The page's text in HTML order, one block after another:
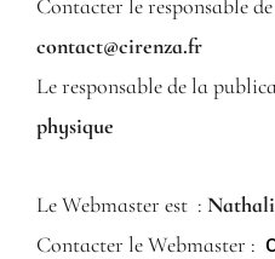
Contacter le responsable
contact@cirenza.fr
Le responsable de la
physique
Le Webmaster est :
Contacter le Webmaster :